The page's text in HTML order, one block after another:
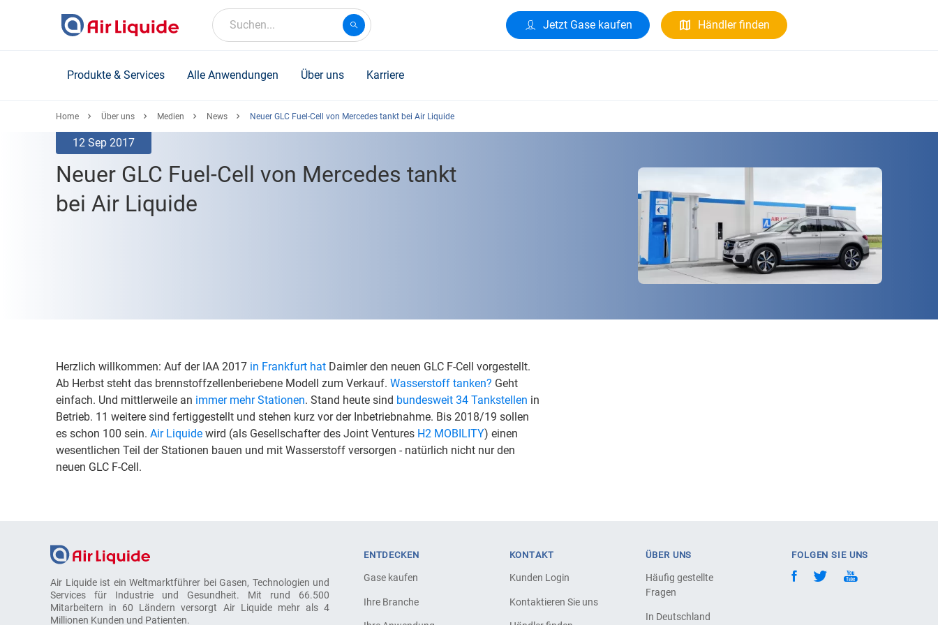
Suchen... Jetzt Gase kaufen Händler finden
Produkte & Services Alle Anwendungen Über uns Karriere
Home Über uns Medien News Neuer GLC Fuel-Cell von Mercedes tankt bei Air Liquide
12 Sep 2017
Neuer GLC Fuel-Cell von Mercedes tankt
bei Air Liquide
Herzlich willkommen: Auf der IAA 2017 in Frankfurt hat Daimler den neuen GLC F-Cell vorgestellt.
Ab Herbst steht das brennstoffzellenberiebene Modell zum Verkauf. Wasserstoff tanken? Geht
einfach. Und mittlerweile an immer mehr Stationen. Stand heute sind bundesweit 34 Tankstellen in
Betrieb. 11 weitere sind fertiggestellt und stehen kurz vor der Inbetriebnahme. Bis 2018/19 sollen
es schon 100 sein. Air Liquide wird (als Gesellschafter des Joint Ventures H2 MOBILITY) einen
wesentlichen Teil der Stationen bauen und mit Wasserstoff versorgen - natürlich nicht nur den
neuen GLC F-Cell.
Air Liquide ist ein Weltmarktführer bei Gasen, Technologien und
Services für Industrie und Gesundheit. Mit rund 66.500
Mitarbeitern in 60 Ländern versorgt Air Liquide mehr als 4
Millionen Kunden und Patienten.
ENTDECKEN
Gase kaufen
Ihre Branche
KONTAKT
Kunden Login
Kontaktieren Sie uns
ÜBER UNS
Häufig gestellte
Fragen
In Deutschland
FOLGEN SIE UNS